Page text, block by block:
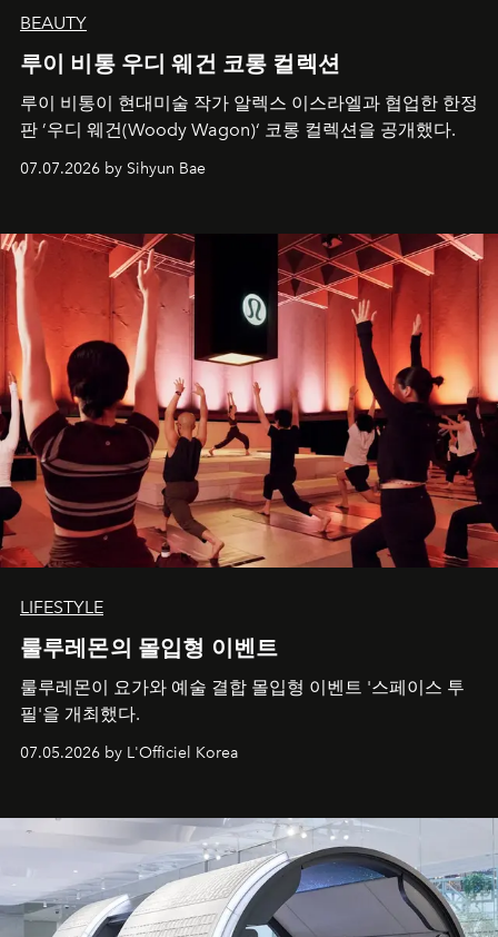
BEAUTY
루이 비통 우디 웨건 코롱 컬렉션
루이 비통이 현대미술 작가 알렉스 이스라엘과 협업한 한정
판 ’우디 웨건(Woody Wagon)‘ 코롱 컬렉션을 공개했다.
07.07.2026 by Sihyun Bae
LIFESTYLE
룰루레몬의 몰입형 이벤트
룰루레몬이 요가와 예술 결합 몰입형 이벤트 '스페이스 투
필'을 개최했다.
07.05.2026 by L'Officiel Korea